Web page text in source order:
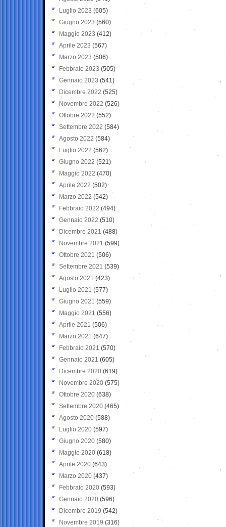
Luglio 2023 (605)
Giugno 2023 (560)
Maggio 2023 (412)
Aprile 2023 (567)
Marzo 2023 (506)
Febbraio 2023 (505)
Gennaio 2023 (541)
Dicembre 2022 (525)
Novembre 2022 (526)
Ottobre 2022 (552)
Settembre 2022 (584)
Agosto 2022 (584)
Luglio 2022 (562)
Giugno 2022 (521)
Maggio 2022 (470)
Aprile 2022 (502)
Marzo 2022 (542)
Febbraio 2022 (494)
Gennaio 2022 (510)
Dicembre 2021 (488)
Novembre 2021 (599)
Ottobre 2021 (506)
Settembre 2021 (539)
Agosto 2021 (423)
Luglio 2021 (577)
Giugno 2021(559)
Maggio 2021 (556)
Aprile 2021 (506)
Marzo 2021 (647)
Febbraio 2021 (570)
Gennaio 2021 (605)
Dicembre 2020 (619)
Novembre 2020 (575)
Ottobre 2020 (638)
Settembre 2020(465)
Agosto 2020 (588)
Luglio 2020 (597)
Giugno 2020 (580)
Maggio 2020 (618)
Aprile 2020 (643)
Marzo 2020 (437)
Febbraio 2020 (593)
Gennaio 2020 (596)
Dicembre 2019 (542)
Novembre 2019 (316)